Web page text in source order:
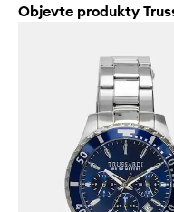
Objevte produkty